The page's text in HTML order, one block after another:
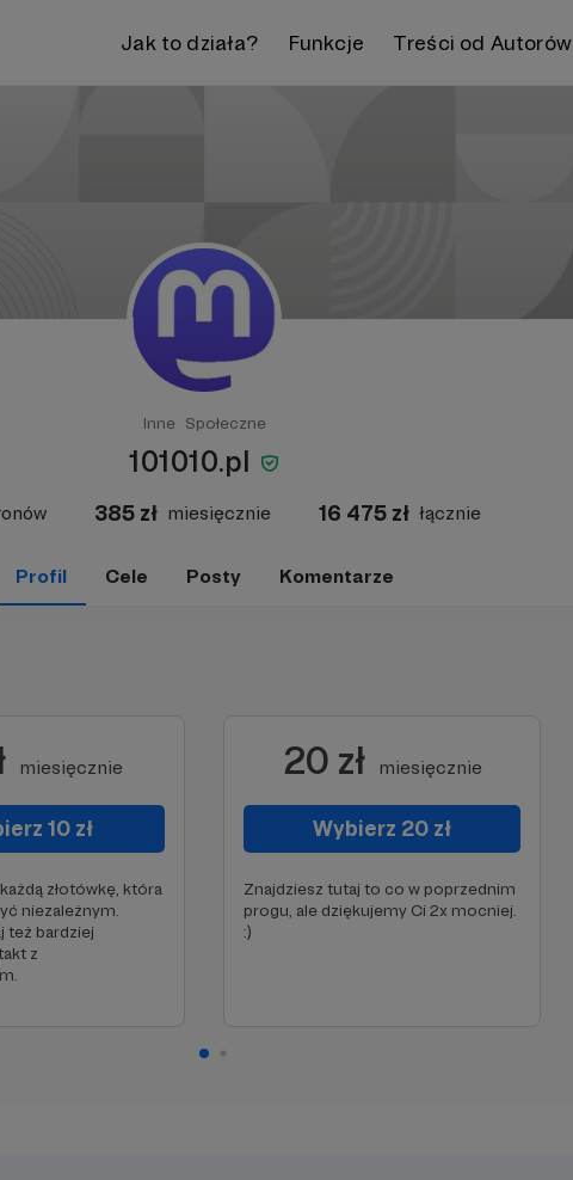
Jak to działa? Funkcje Treści od Autorów
Inne Społeczne
101010.pl
385 zł miesięcznie 16 475 zł łącznie
Profil Cele Posty Komentarze
miesięcznie
10 zł
złotówkę, która
niezależnym.
też bardziej
z
20 zł miesięcznie
Wybierz 20 zł
Znajdziesz tutaj to co w poprzednim
progu, ale dziękujemy Ci 2x mocniej.
:)